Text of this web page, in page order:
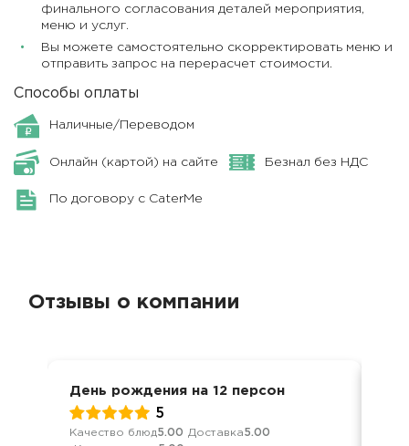
финального согласования деталей мероприятия,
меню и услуг.
Вы можете самостоятельно скорректировать меню и
отправить запрос на перерасчет стоимости.
Способы оплаты
Наличные/Переводом
Онлайн (картой) на сайте Безнал без НДС
По договору с CaterMe
Отзывы о компании
День рождения на 12 персон
5
Качество блюд5.00 Доставка5.00